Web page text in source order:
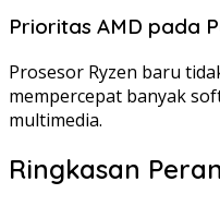
Prioritas AMD pada
Prosesor Ryzen baru
mempercepat banyak
multimedia.
Ringkasan